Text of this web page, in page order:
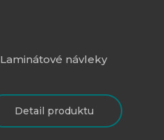
Laminátové návleky
Detail produktu